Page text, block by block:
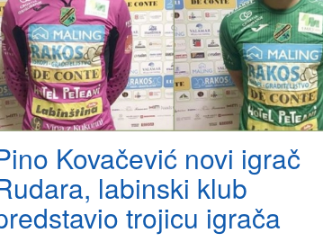
Kovačević novi igrač
labinski klub
trojicu igrača